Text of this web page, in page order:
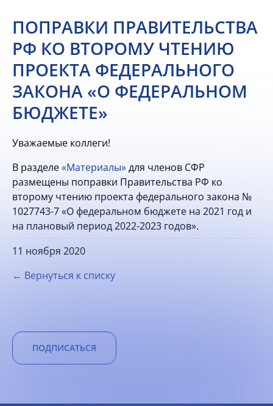
ПОПРАВКИ ПРАВИТЕЛЬСТВА
РФ КО ВТОРОМУ ЧТЕНИЮ
ПРОЕКТА ФЕДЕРАЛЬНОГО
ЗАКОНА «О ФЕДЕРАЛЬНОМ
БЮДЖЕТЕ»
Уважаемые коллеги!
В разделе«Материалы»для членов СФР
размещены поправки Правительства РФ ко
второму чтению проекта федерального закона №
1027743-7 «О федеральном бюджете на 2021 год и
на плановый период 2022-2023 годов».
11 ноября 2020
← Вернуться к списку
ПОДПИСАТЬСЯ